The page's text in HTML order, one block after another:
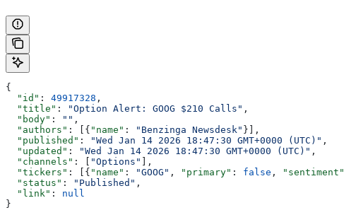
{
  "id"
: 49917328 ,
  "title"
: "Option Alert: GOOG $210 Calls" ,
  "body"
: "" ,
  "authors"
: [{ "name" : "Benzinga Newsdesk" }],
  "published"
: "Wed Jan 14 2026 18:47:30 GMT+0000 (UTC)" ,
  "updated"
: "Wed Jan 14 2026 18:47:30 GMT+0000 (UTC)" ,
  "channels"
: [ "Options"
],
  "tickers"
: [{ "name" : "GOOG" , "primary" : false , "sentiment"
  "status"
: "Published" ,
  "link"
: null
}